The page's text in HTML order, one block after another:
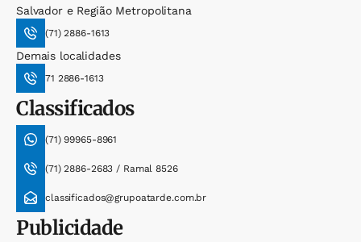
Salvador e Região Metropolitana
(71) 2886-1613
Demais localidades
71 2886-1613
Classificados
(71) 99965-8961
(71) 2886-2683 / Ramal 8526
classificados@grupoatarde.com.br
Publicidade